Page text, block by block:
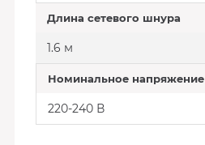
Длина сетевого шнура
1.6 м
Номинальное напряжение
220-240 В